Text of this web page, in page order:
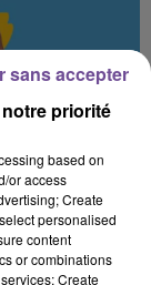
priorité
based on
or access
Create
personalised
content
or combinations
Create
sans accepter